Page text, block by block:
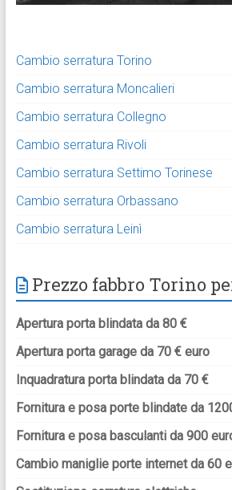
Cambio serratura Torino
Cambio serratura Moncalieri
Cambio serratura Collegno
Cambio serratura Rivoli
Cambio serratura Settimo Torinese
Cambio serratura Orbassano
Cambio serratura Leinì
Prezzo fabbro Torino
Apertura porta blindata da 80 €
Apertura porta garage da 70 € euro
Inquadratura porta blindata da 70 €
Fornitura e posa porte blindate da
Fornitura e posa basculanti da 900
Cambio maniglie porte internet da 60